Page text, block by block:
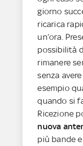
giorno
ricarica
un’ora.
possibilità
rimanere
senza
esempio
quando si
Ricezione
nuova
più bande